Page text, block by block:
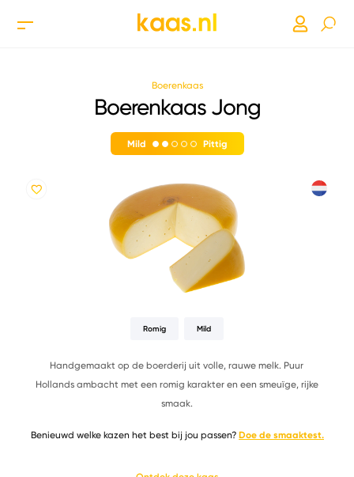
Boerenkaas
Boerenkaas Jong
Mild Pittig
Romig Mild
Handgemaakt op de boerderij uit volle, rauwe melk. Puur
Hollands ambacht met een romig karakter en een smeuïge, rijke
smaak.
Benieuwd welke kazen het best bij jou passen? Doe de smaaktest.